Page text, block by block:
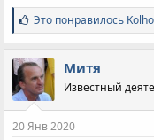
С
и
м
п
а
т
и
и
:
Это понравилось
Митя
Известный
20 Янв 2020